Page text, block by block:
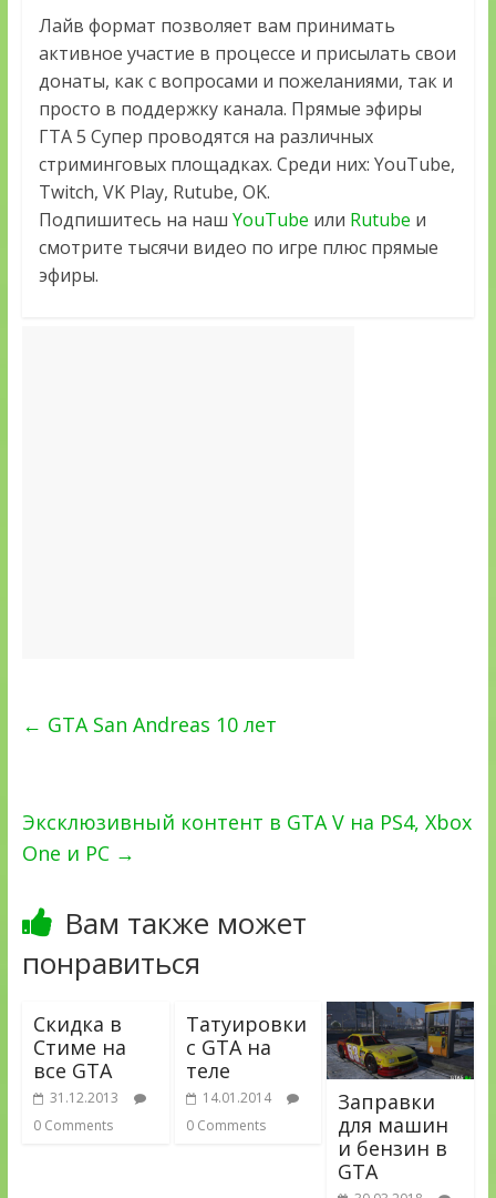
Лайв формат позволяет вам принимать
активное участие в процессе и присылать свои
донаты, как с вопросами и пожеланиями, так и
просто в поддержку канала. Прямые эфиры
ГТА 5 Супер проводятся на различных
стриминговых площадках. Среди них: YouTube,
Twitch, VK Play, Rutube, OK.
Подпишитесь на наш YouTube или Rutube и
смотрите тысячи видео по игре плюс прямые
эфиры.
← GTA San Andreas 10 лет
Эксклюзивный контент в GTA V на PS4, Xbox
One и PC →
Вам также может
понравиться
Скидка в
Стиме на
все GTA
31.12.2013
0 Comments
Татуировки
с GTA на
теле
14.01.2014
0 Comments
Заправки
для машин
и бензин в
GTA